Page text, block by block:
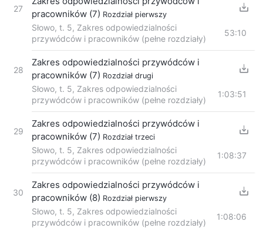
27
pracowników (7) Rozdział pierwszy
Słowo, t. 5, Zakres odpowiedzialności
przywódców i pracowników (pełne rozdziały)
53:10
28
Zakres odpowiedzialności przywódców i
pracowników (7) Rozdział drugi
Słowo, t. 5, Zakres odpowiedzialności
przywódców i pracowników (pełne rozdziały)
1:03:51
29
Zakres odpowiedzialności przywódców i
pracowników (7) Rozdział trzeci
Słowo, t. 5, Zakres odpowiedzialności
przywódców i pracowników (pełne rozdziały)
1:08:37
30
Zakres odpowiedzialności przywódców i
pracowników (8) Rozdział pierwszy
Słowo, t. 5, Zakres odpowiedzialności
przywódców i pracowników (pełne rozdziały)
1:08:06